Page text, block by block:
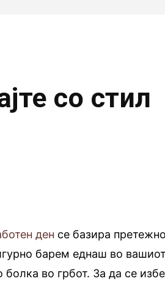
со стил
ден се базира
барем еднаш во
болка во грбот. За да се